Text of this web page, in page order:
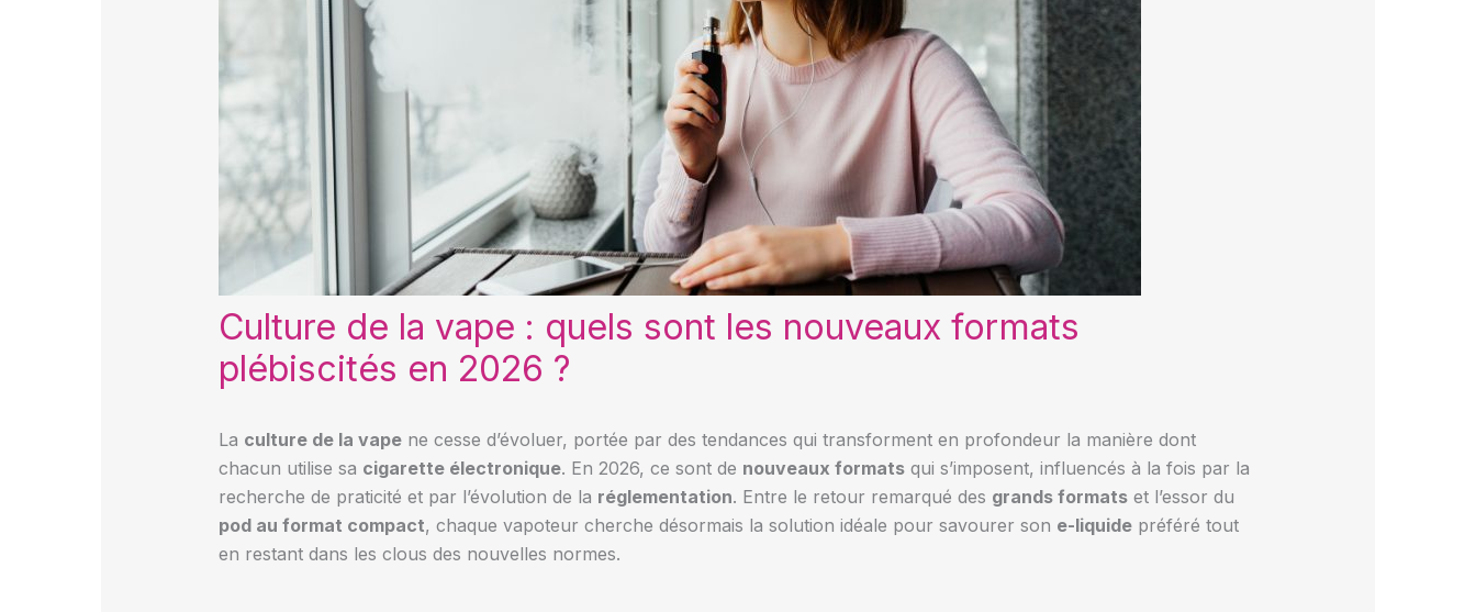
Culture de la vape : quels sont les nouveaux formats
plébiscités en 2026 ?
La culture de la vapene cesse d’évoluer, portée par des tendances qui transforment en profondeur la manière dont
chacun utilise sa cigarette électronique. En 2026, ce sont de nouveaux formatsqui s’imposent, influencés à la fois par la
recherche de praticité et par l’évolution de la réglementation. Entre le retour remarqué des grands formatset l’essor du
pod au format compact, chaque vapoteur cherche désormais la solution idéale pour savourer son e-liquidepréféré tout
en restant dans les clous des nouvelles normes.